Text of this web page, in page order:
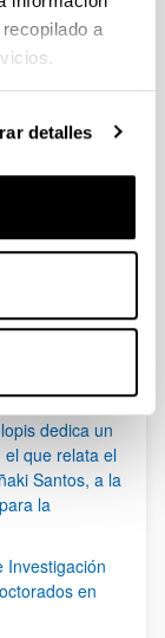
a
detalles
05/2022)
de
Elsevier
dedica un
el que relata el
Santos, a la
la
Investigación
en